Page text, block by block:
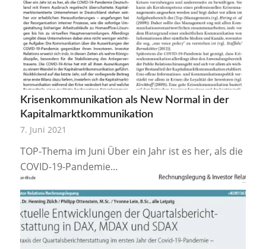
Krisenkommunikation als New Normal in der
Kapitalmarktkommunikation
7. Juni 2021
TOP-Thema im Juni Über ein Jahr ist es her, als die
COVID-19-Pandemie…